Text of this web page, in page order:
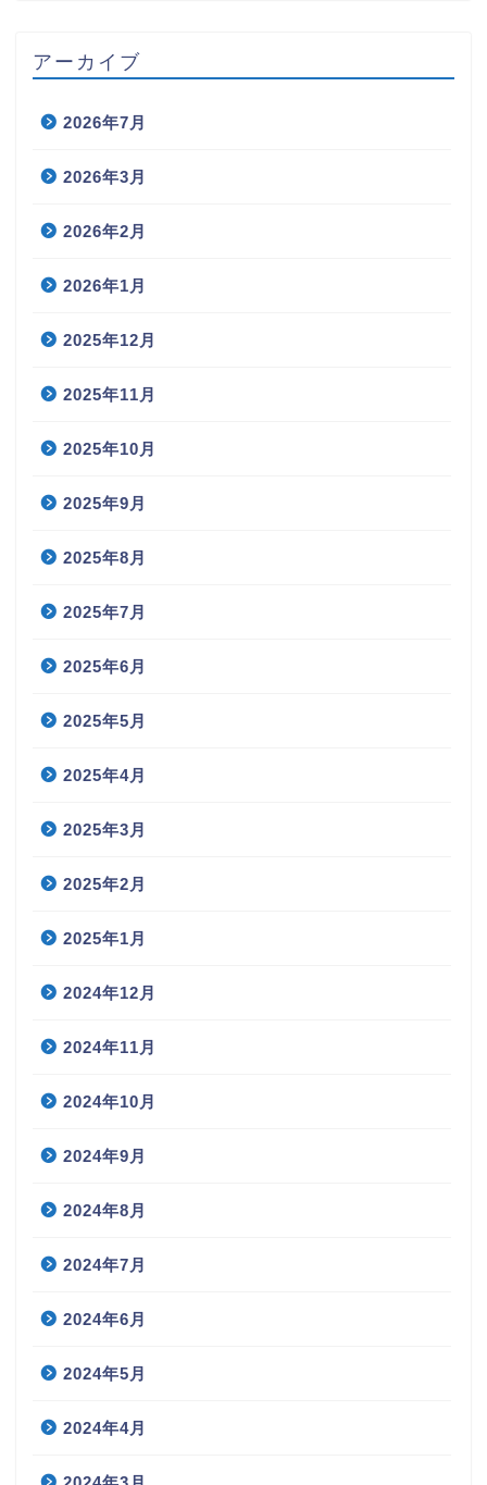
アーカイブ
2026年7月
2026年3月
2026年2月
2026年1月
2025年12月
2025年11月
2025年10月
2025年9月
2025年8月
2025年7月
2025年6月
2025年5月
2025年4月
2025年3月
2025年2月
2025年1月
2024年12月
2024年11月
2024年10月
2024年9月
2024年8月
2024年7月
2024年6月
2024年5月
2024年4月